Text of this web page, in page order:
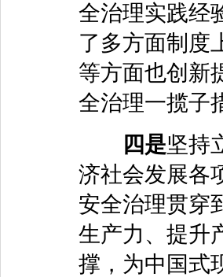
全治理实践经
了多方面制度
等方面也创新
全治理一揽子
四是坚持
济社会发展各
安全治理贯穿
生产力、提升
撑，为中国式